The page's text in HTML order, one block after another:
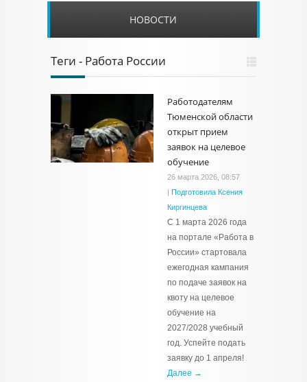
НОВОСТИ
Теги - Работа России
Работодателям
Тюменской области
открыт прием
заявок на целевое
обучение
26 марта 2026, 08:57
| Подготовила Ксения
Киргинцева
С 1 марта 2026 года
на портале «Работа в
России» стартовала
ежегодная кампания
по подаче заявок на
квоту на целевое
обучение на
2027/2028 учебный
год. Успейте подать
заявку до 1 апреля!
Далее →